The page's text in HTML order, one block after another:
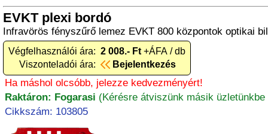
EVKT plexi bordó
Infravörös fényszűrő lemez EVKT 800 központok optikai
Végfelhasználói ára: 2 008.- Ft +ÁFA / db
Viszonteladói ára:
Bejelentkezés
Ha máshol olcsóbb, jelezze kedvezményért!
Raktáron: Fogarasi (Kérésre átviszünk másik üzletünkbe
Cikkszám: 103805